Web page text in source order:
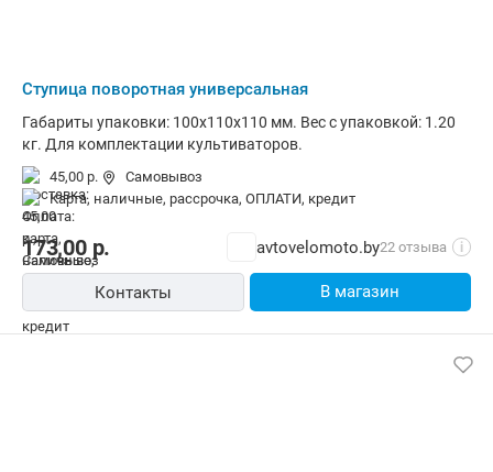
Ступица поворотная универсальная
Габариты упаковки: 100х110х110 мм. Вес с упаковкой: 1.20
кг. Для комплектации культиваторов.
45,00 р.
Самовывоз
карта, наличные, рассрочка, ОПЛАТИ, кредит
173,00р. avtovelomoto.by22 отзыва i
Контакты В магазин